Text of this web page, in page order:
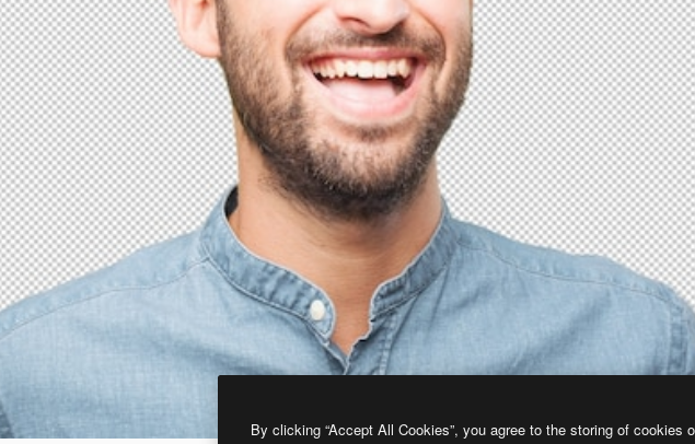
By clicking “Accept All Cookies”, you agree to the storing of cookies